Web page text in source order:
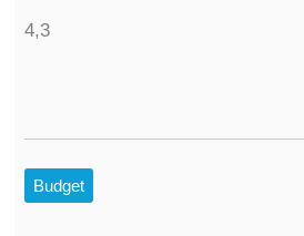
4,3
Budget